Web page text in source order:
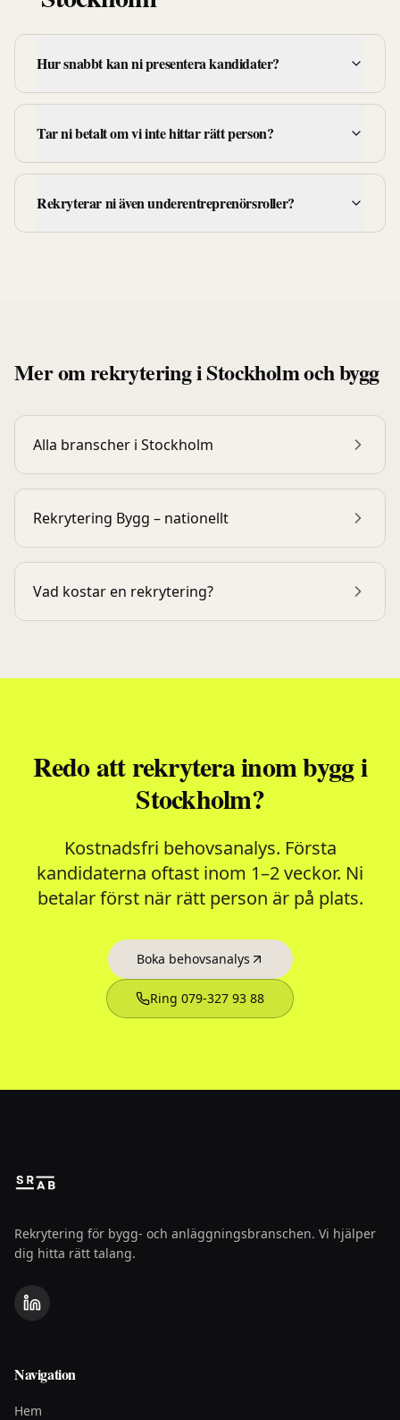
Hur snabbt kan ni presentera kandidater?
Tar ni betalt om vi inte hittar rätt person?
Rekryterar ni även underentreprenörsroller?
Mer om rekrytering iStockholmochbygg
Alla branscher i Stockholm
Rekrytering Bygg – nationellt
Vad kostar en rekrytering?
Redo att rekrytera inombyggi
Stockholm?
Kostnadsfri behovsanalys. Första
kandidaterna oftast inom 1–2 veckor. Ni
betalar först när rätt person är på plats.
Boka behovsanalys
Ring 079-327 93 88
Rekrytering för bygg- och anläggningsbranschen. Vi hjälper
dig hitta rätt talang.
Navigation
Hem